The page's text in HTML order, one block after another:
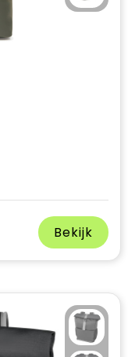
Bekijk